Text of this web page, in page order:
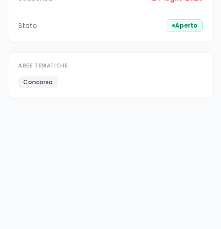
Stato Aperto
AREE TEMATICHE
Concorso